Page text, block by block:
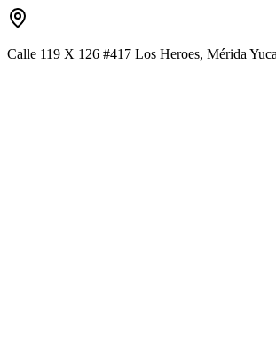
Calle 119 X 126 #417 Los Heroes, Mérida